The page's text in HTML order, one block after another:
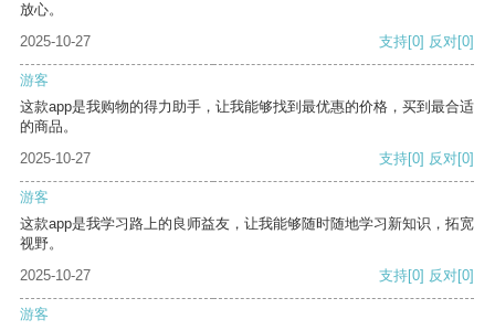
放心。
2025-10-27
支持[0] 反对[0]
游客
这款app是我购物的得力助手，让我能够找到最优惠的价格，买到最合适
的商品。
2025-10-27
支持[0] 反对[0]
游客
这款app是我学习路上的良师益友，让我能够随时随地学习新知识，拓宽
视野。
2025-10-27
支持[0] 反对[0]
游客